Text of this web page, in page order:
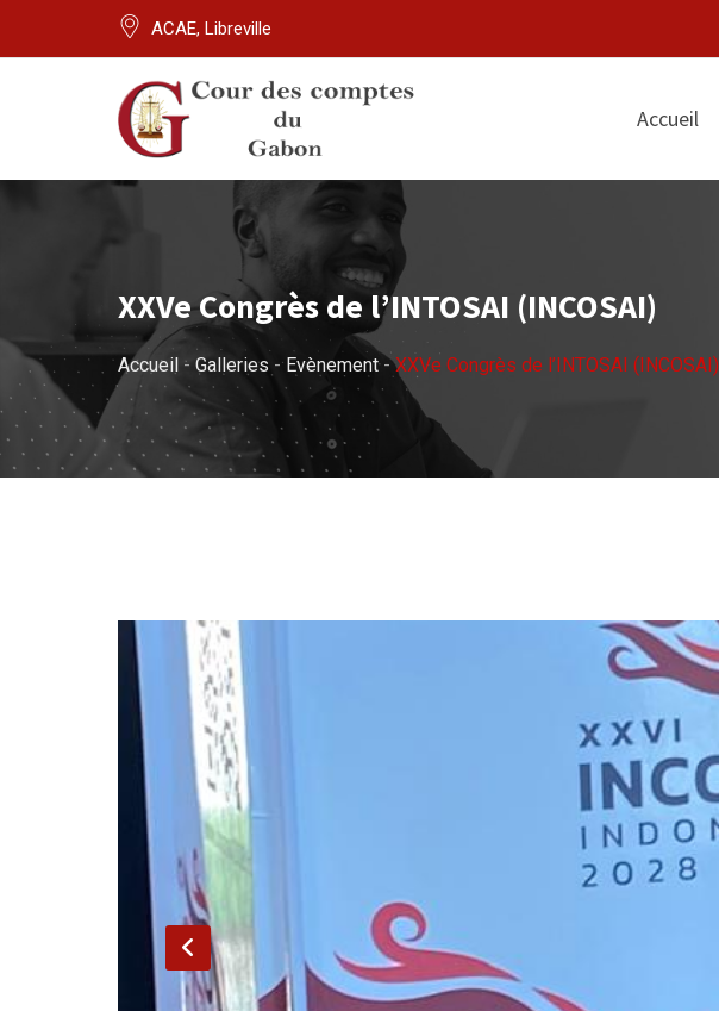
ACAE, Libreville
Accueil
XXVe Congrès de l’INTOSAI (INCOSAI)
Accueil - Galleries -Evènement-XXVe Congrès de l’INTOSAI (INCOSAI)